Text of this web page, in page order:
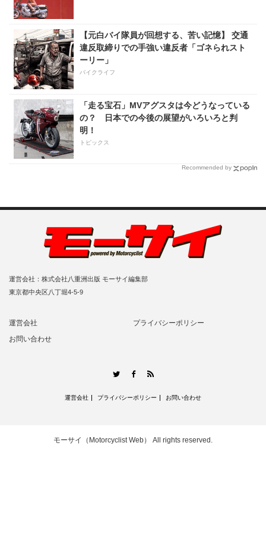
【元白バイ隊員が回想する、苦い記憶】 交通
違反取締りでの手強い違反者「ゴネられスト
ーリー」
バイクライフ
「走る宝石」MVアグスタは今どうなっている
の？ 日本での今後の展望がいろいろと判
明！
トピックス
Recommended by
運営会社：株式会社八重洲出版 モーサイ編集部
東京都中央区八丁堀4-5-9
運営会社
プライバシーポリシー
お問い合わせ
TwitterFacebook
運営会社 プライバシーポリシー お問い合わせ
モーサイ（Motorcyclist Web） All rights reserved.